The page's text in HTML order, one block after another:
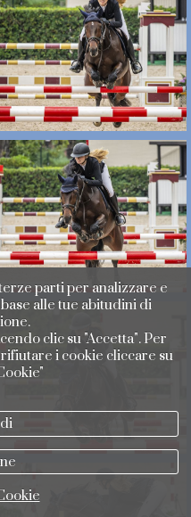
parti per analizzare e
alle tue abitudini di
clic su "Accetta". Per
i cookie cliccare su